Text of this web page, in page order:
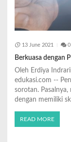
13 June 2021 0
Berkuasa dengan
Oleh Erdiya
edukasi.com --
sorotan.
dengan memiliki
READ MORE